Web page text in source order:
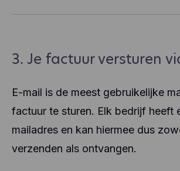
3. Je factuur versturen
E-mail is de meest gebruikelijke
factuur te sturen. Elk bedrijf heeft
mailadres en kan hiermee dus
verzenden als ontvangen.